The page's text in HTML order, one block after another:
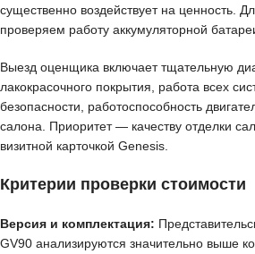
существенно воздействует на ценность.
проверяем работу аккумуляторной
Выезд оценщика включает тщательную
лакокрасочного покрытия, работа всех
безопасности, работоспособность
салона. Приоритет — качеству отделки
визитной карточкой Genesis.
Критерии проверки стоимости
Версия и комплектация:
GV90 анализируются значительно выше